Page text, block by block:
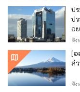
ป
ป
อ
จัง
[อ
ส่
จัง